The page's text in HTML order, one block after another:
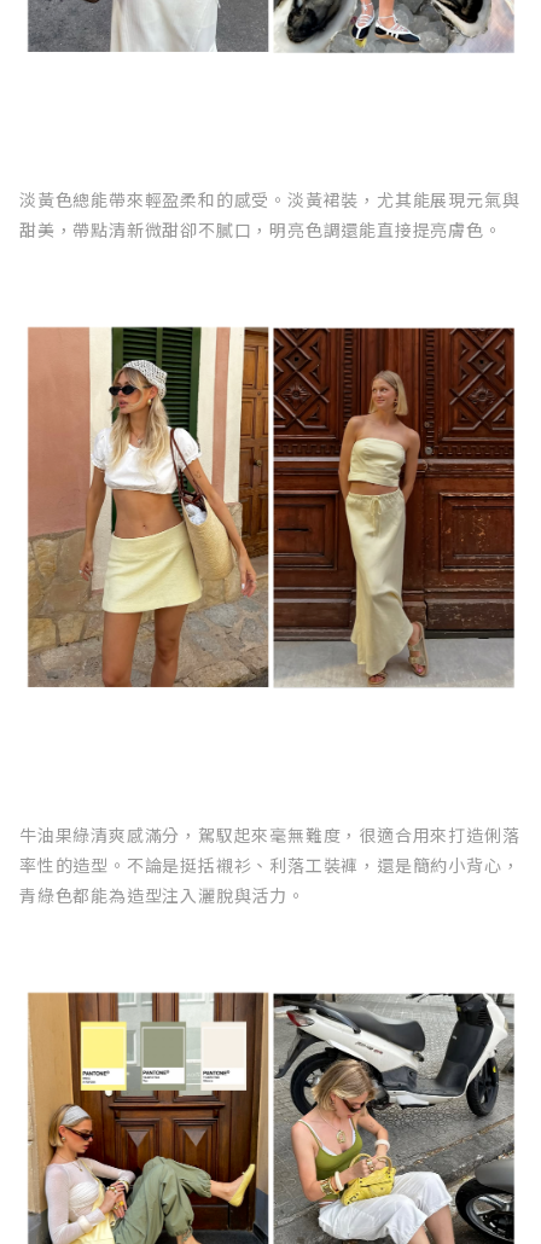
淡黃色總能帶來輕盈柔和的感受。淡黃裙裝，尤其能展現元氣與
甜美，帶點清新微甜卻不膩口，明亮色調還能直接提亮膚色。
牛油果綠清爽感滿分，駕馭起來毫無難度，很適合用來打造俐落
率性的造型。不論是挺括襯衫、利落工裝褲，還是簡約小背心，
青綠色都能為造型注入灑脫與活力。